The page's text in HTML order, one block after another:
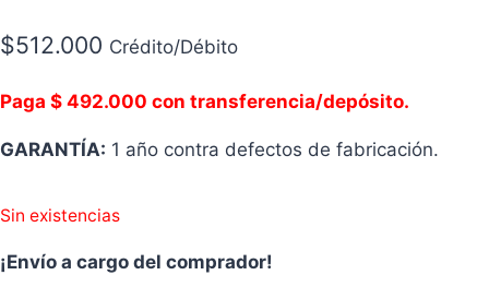
$512.000 Crédito/Débito
Paga $ 492.000 con transferencia/depósito.
GARANTÍA: 1 año contra defectos de fabricación.
Sin existencias
¡Envío a cargo del comprador!